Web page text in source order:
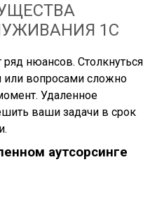
1С
нюансов. Столкнуться
вопросами сложно
Удаленное
ваши задачи в срок
аутсорсинге